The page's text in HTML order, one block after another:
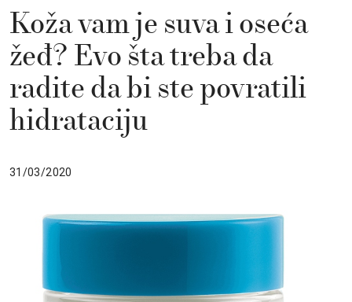
Koža vam je suva i oseća
žeđ? Evo šta treba da
radite da bi ste povratili
hidrataciju
31/03/2020